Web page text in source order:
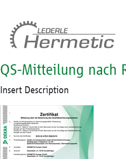
QS-Mitteilung nach
Insert Description